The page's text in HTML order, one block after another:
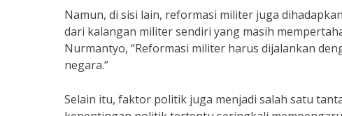
Namun, di sisi lain, reformasi militer juga
dari kalangan militer sendiri yang masih
Nurmantyo, “Reformasi militer harus dijalankan
negara.”
Selain itu, faktor politik juga menjadi salah satu